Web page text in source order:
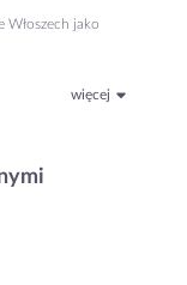
Włoszech jako
więcej